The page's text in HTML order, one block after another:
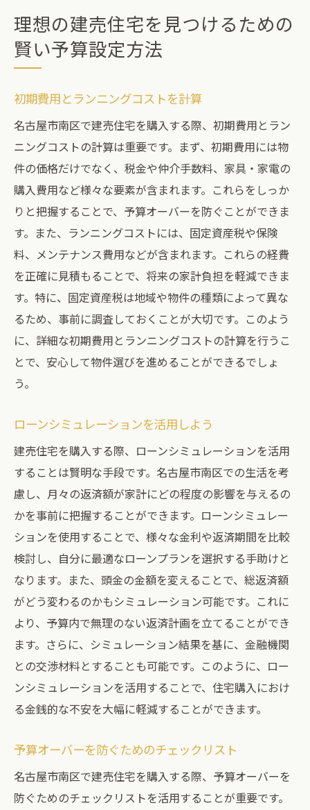
理想の建売住宅を見つけるための
賢い予算設定方法
初期費用とランニングコストを計算
名古屋市南区で建売住宅を購入する際、初期費用とラン
ニングコストの計算は重要です。まず、初期費用には物
件の価格だけでなく、税金や仲介手数料、家具・家電の
購入費用など様々な要素が含まれます。これらをしっか
りと把握することで、予算オーバーを防ぐことができま
す。また、ランニングコストには、固定資産税や保険
料、メンテナンス費用などが含まれます。これらの経費
を正確に見積もることで、将来の家計負担を軽減できま
す。特に、固定資産税は地域や物件の種類によって異な
るため、事前に調査しておくことが大切です。このよう
に、詳細な初期費用とランニングコストの計算を行うこ
とで、安心して物件選びを進めることができるでしょ
う。
ローンシミュレーションを活用しよう
建売住宅を購入する際、ローンシミュレーションを活用
することは賢明な手段です。名古屋市南区での生活を考
慮し、月々の返済額が家計にどの程度の影響を与えるの
かを事前に把握することができます。ローンシミュレー
ションを使用することで、様々な金利や返済期間を比較
検討し、自分に最適なローンプランを選択する手助けと
なります。また、頭金の金額を変えることで、総返済額
がどう変わるのかもシミュレーション可能です。これに
より、予算内で無理のない返済計画を立てることができ
ます。さらに、シミュレーション結果を基に、金融機関
との交渉材料とすることも可能です。このように、ロー
ンシミュレーションを活用することで、住宅購入におけ
る金銭的な不安を大幅に軽減することができます。
予算オーバーを防ぐためのチェックリスト
名古屋市南区で建売住宅を購入する際、予算オーバーを
防ぐためのチェックリストを活用することが重要です。